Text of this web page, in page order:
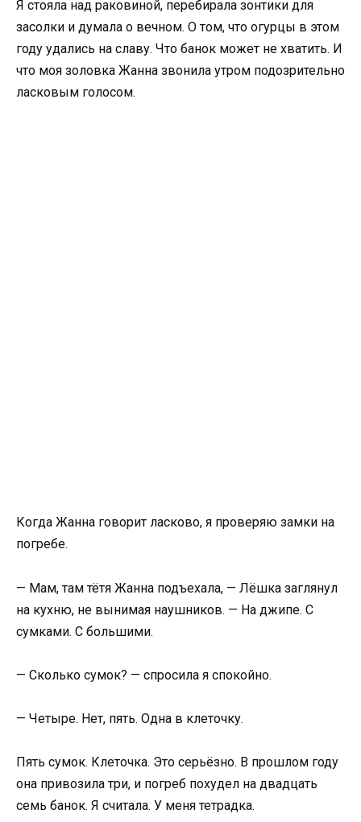
Я стояла над раковиной, перебирала зонтики для
засолки и думала о вечном. О том, что огурцы в этом
году удались на славу. Что банок может не хватить. И
что моя золовка Жанна звонила утром подозрительно
ласковым голосом.
Когда Жанна говорит ласково, я проверяю замки на
погребе.
— Мам, там тётя Жанна подъехала, — Лёшка заглянул
на кухню, не вынимая наушников. — На джипе. С
сумками. С большими.
— Сколько сумок? — спросила я спокойно.
— Четыре. Нет, пять. Одна в клеточку.
Пять сумок. Клеточка. Это серьёзно. В прошлом году
она привозила три, и погреб похудел на двадцать
семь банок. Я считала. У меня тетрадка.